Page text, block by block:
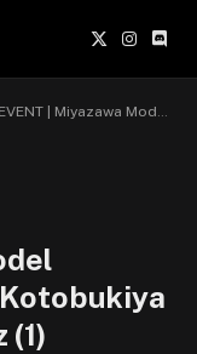
X
(Twitter)
EVENT | Miyazawa Model Exhibition Fall 2018